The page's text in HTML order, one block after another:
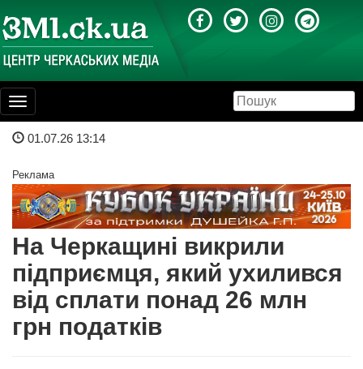
Toggle
navigation
01.07.26 13:14
Реклама
На Черкащині викрили
підприємця, який ухилився
від сплати понад 26 млн
грн податків